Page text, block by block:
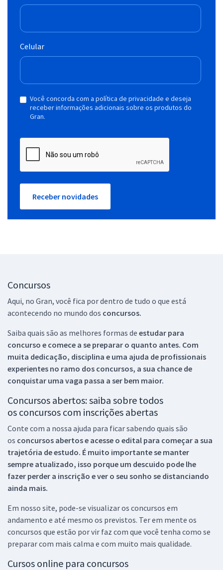
Celular
Você concorda com a política de privacidade e deseja
receber informações adicionais sobre os produtos do
Gran.
Receber novidades
Concursos
Aqui, no Gran, você fica por dentro de tudo o que está
acontecendo no mundo dos concursos.
Saiba quais são as melhores formas de estudar para
concurso e comece a se preparar o quanto antes. Com
muita dedicação, disciplina e uma ajuda de profissionais
experientes no ramo dos concursos, a sua chance de
conquistar uma vaga passa a ser bem maior.
Concursos abertos: saiba sobre todos
os concursos com inscrições abertas
Conte com a nossa ajuda para ficar sabendo quais são
os concursos abertos e acesse o edital para começar a sua
trajetória de estudo. É muito importante se manter
sempre atualizado, isso porque um descuido pode lhe
fazer perder a inscrição e ver o seu sonho se distanciando
ainda mais.
Em nosso site, pode-se visualizar os concursos em
andamento e até mesmo os previstos. Ter em mente os
concursos que estão por vir faz com que você tenha como se
preparar com mais calma e com muito mais qualidade.
Cursos online para concursos